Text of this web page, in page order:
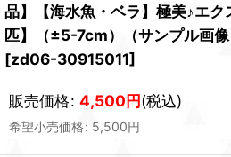
品】【海水魚・ベラ】極美♪エ
匹】（±5-7cm）（サンプル画
[zd06-30915011]
販売価格: 4,500円(税込)
希望小売価格: 5,500円